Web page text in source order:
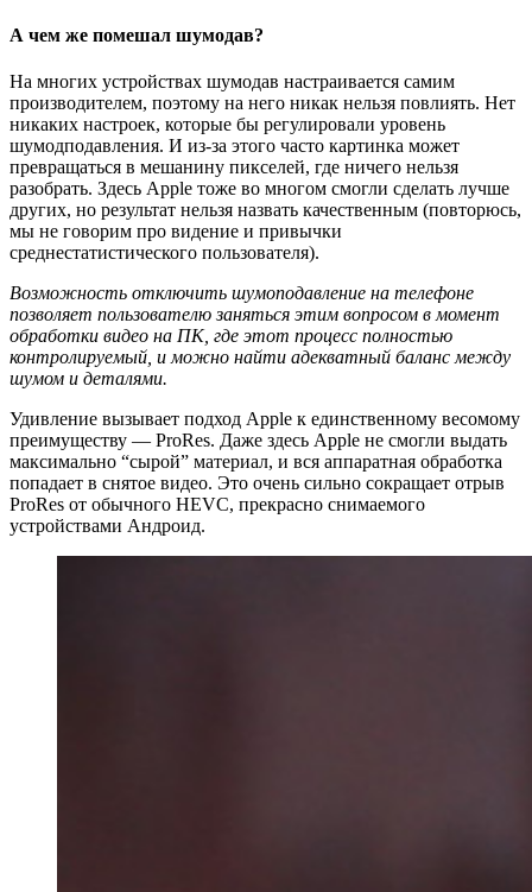
А чем же помешал шумодав?
На многих устройствах шумодав настраивается самим
производителем, поэтому на него никак нельзя повлиять. Нет
никаких настроек, которые бы регулировали уровень
шумодподавления. И из-за этого часто картинка может
превращаться в мешанину пикселей, где ничего нельзя
разобрать. Здесь Apple тоже во многом смогли сделать лучше
других, но результат нельзя назвать качественным (повторюсь,
мы не говорим про видение и привычки
среднестатистического пользователя).
Возможность отключить шумоподавление на телефоне
позволяет пользователю заняться этим вопросом в момент
обработки видео на ПК, где этот процесс полностью
контролируемый, и можно найти адекватный баланс между
шумом и деталями.
Удивление вызывает подход Apple к единственному весомому
преимуществу — ProRes. Даже здесь Apple не смогли выдать
максимально “сырой” материал, и вся аппаратная обработка
попадает в снятое видео. Это очень сильно сокращает отрыв
ProRes от обычного HEVC, прекрасно снимаемого
устройствами Андроид.